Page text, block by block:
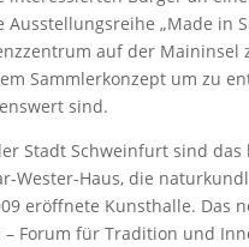
Ausstellungsreihe „Made in
auf der
Sammlerkonzept um zu
sind.
Stadt Schweinfurt sind
Wester-Haus, die
eröffnete Kunsthalle. Das
– Forum für Tradition und